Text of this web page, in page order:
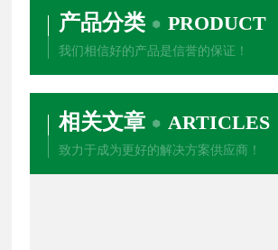
产品分类 PRODUCT
我们相信好的产品是信誉的保证！
相关文章 ARTICLES
致力于成为更好的解决方案供应商！